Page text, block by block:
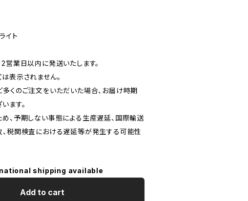
イト
業日以内に発送いたします。
表示されません。
くのご注文をいただいた場合、お届け時期
ます。
、予期しない事態による生産遅延、国際輸送
税関検査における遅延等が発生する可能性
shipping available
Add to cart